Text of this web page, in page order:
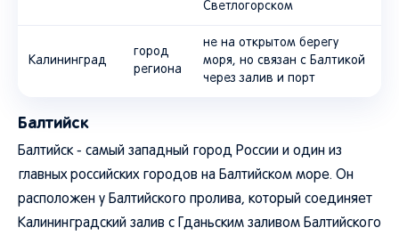
Светлогорском
Калининград
город
региона
не на открытом берегу
моря, но связан с Балтикой
через залив и порт
Балтийск
Балтийск - самый западный город России и один из
главных российских городов на Балтийском море. Он
расположен у Балтийского пролива, который соединяет
Калининградский залив с Гданьским заливом Балтийского